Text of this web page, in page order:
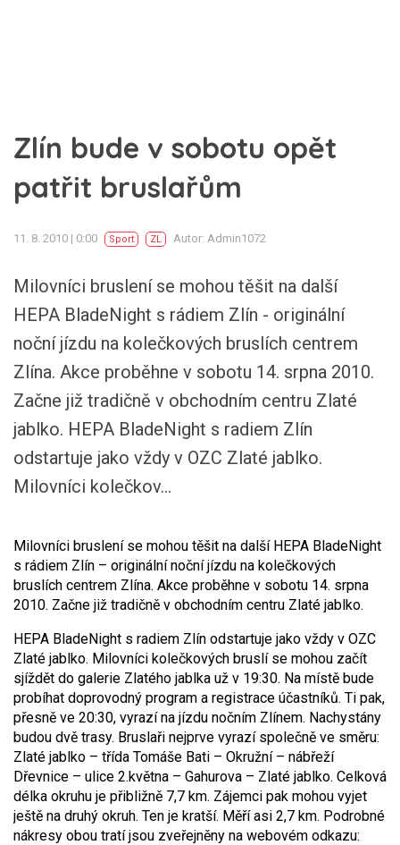
Zlín bude v sobotu opět
patřit bruslařům
11. 8. 2010 | 0:00 Sport ZL Autor: Admin1072
Milovníci bruslení se mohou těšit na další
HEPA BladeNight s rádiem Zlín - originální
noční jízdu na kolečkových bruslích centrem
Zlína. Akce proběhne v sobotu 14. srpna 2010.
Začne již tradičně v obchodním centru Zlaté
jablko. HEPA BladeNight s radiem Zlín
odstartuje jako vždy v OZC Zlaté jablko.
Milovníci kolečkov...
Milovníci bruslení se mohou těšit na další HEPA BladeNight
s rádiem Zlín – originální noční jízdu na kolečkových
bruslích centrem Zlína. Akce proběhne v sobotu 14. srpna
2010. Začne již tradičně v obchodním centru Zlaté jablko.
HEPA BladeNight s radiem Zlín odstartuje jako vždy v OZC
Zlaté jablko. Milovníci kolečkových bruslí se mohou začít
sjíždět do galerie Zlatého jablka už v 19:30. Na místě bude
probíhat doprovodný program a registrace účastníků. Ti pak,
přesně ve 20:30, vyrazí na jízdu nočním Zlínem. Nachystány
budou dvě trasy. Bruslaři nejprve vyrazí společně ve směru:
Zlaté jablko – třída Tomáše Bati – Okružní – nábřeží
Dřevnice – ulice 2.května – Gahurova – Zlaté jablko. Celková
délka okruhu je přibližně 7,7 km. Zájemci pak mohou vyjet
ještě na druhý okruh. Ten je kratší. Měří asi 2,7 km. Podrobné
nákresy obou tratí jsou zveřejněny na webovém odkazu: